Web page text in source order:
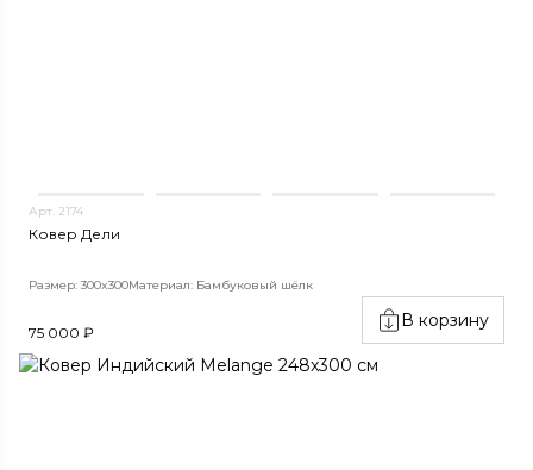
Арт. 2174
Ковер Дели
Размер: 300x300Материал: Бамбуковый шёлк
75 000 ₽
В корзину